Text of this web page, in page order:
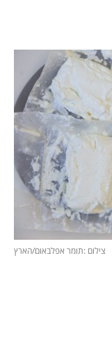
צילום :תומר אפלבאום/הארץ